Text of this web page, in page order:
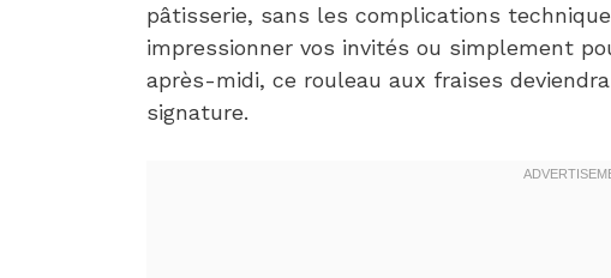
pâtisserie, sans les complications
impressionner vos invités ou simplement
après-midi, ce rouleau aux fraises
signature.